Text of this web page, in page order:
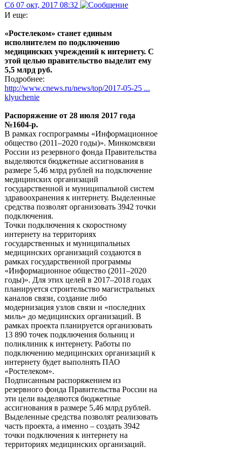
Сб 07 окт, 2017 08:32
И еще:
«Ростелеком» станет единым
исполнителем по подключению
медицинских учреждений к интернету. С
этой целью правительство выделит ему
5,5 млрд руб.
Подробнее:
http://www.cnews.ru/news/top/2017-05-25 ...
klyuchenie
Распоряжение от 28 июля 2017 года
№1604-р.
В рамках госпрограммы «Информационное
общество (2011–2020 годы)». Минкомсвязи
России из резервного фонда Правительства
выделяются бюджетные ассигнования в
размере 5,46 млрд рублей на подключение
медицинских организаций
государственной и муниципальной систем
здравоохранения к интернету. Выделенные
средства позволят организовать 3942 точки
подключения.
Точки подключения к скоростному
интернету на территориях
государственных и муниципальных
медицинских организаций создаются в
рамках государственной программы
«Информационное общество (2011–2020
годы)». Для этих целей в 2017–2018 годах
планируется строительство магистральных
каналов связи, создание либо
модернизация узлов связи и «последних
миль» до медицинских организаций. В
рамках проекта планируется организовать
13 890 точек подключения больниц и
поликлиник к интернету. Работы по
подключению медицинских организаций к
интернету будет выполнять ПАО
«Ростелеком».
Подписанным распоряжением из
резервного фонда Правительства России на
эти цели выделяются бюджетные
ассигнования в размере 5,46 млрд рублей.
Выделенные средства позволят реализовать
часть проекта, а именно – создать 3942
точки подключения к интернету на
территориях медицинских организаций.